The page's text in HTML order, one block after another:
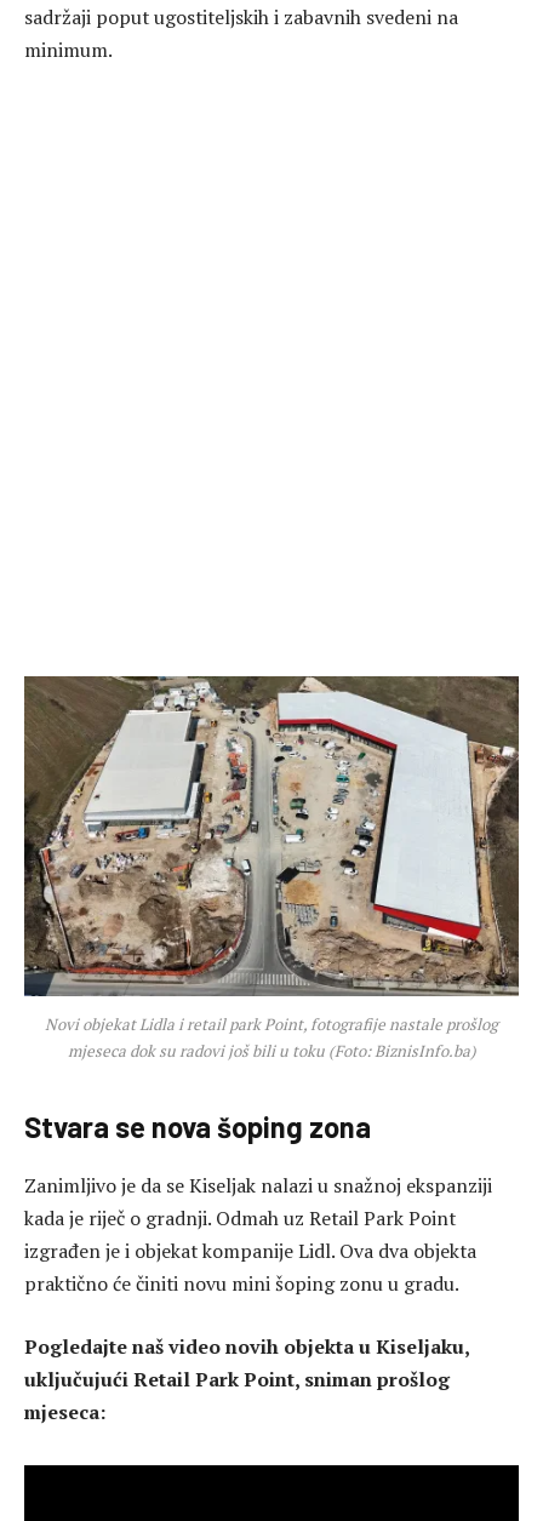
sadržaji poput ugostiteljskih i zabavnih svedeni na
minimum.
Novi objekat Lidla i retail park Point, fotografije nastale prošlog
mjeseca dok su radovi još bili u toku (Foto: BiznisInfo.ba)
Stvara se nova šoping zona
Zanimljivo je da se Kiseljak nalazi u snažnoj ekspanziji
kada je riječ o gradnji. Odmah uz Retail Park Point
izgrađen je i objekat kompanijeLidl. Ova dva objekta
praktično će činiti novu mini šoping zonu u gradu.
Pogledajte naš video novih objekta u Kiseljaku,
uključujući Retail Park Point, sniman prošlog
mjeseca: